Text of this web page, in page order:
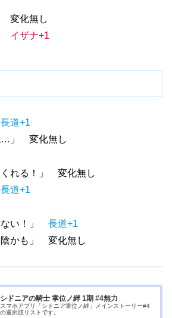
変化無し
イザナ+1
長道+1
…」 変化無し
くれる！」 変化無し
長道+1
ない！」 長道+1
陰かも」 変化無し
シドニアの騎士 掌位ノ絆 1期 #4無力
スマホアプリ「シドニア掌位ノ絆」メインストーリー#4
の選択肢リストです。